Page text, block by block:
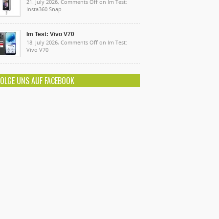
21. July 2026, Comments Off on Im Test:
Insta360 Snap
Im Test: Vivo V70
18. July 2026, Comments Off on Im Test:
Vivo V70
UNS AUF FACEBOOK